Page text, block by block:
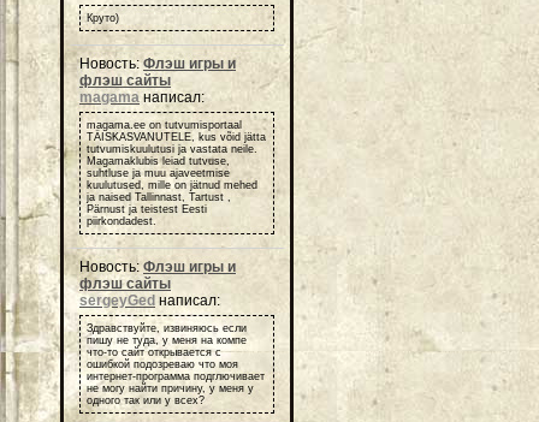
Круто)
Новость:Флэш игры и
флэш сайты
magama написал:
magama.ee on tutvumisportaal
TÄISKASVANUTELE, kus võid jätta
tutvumiskuulutusi ja vastata neile.
Magamaklubis leiad tutvuse,
suhtluse ja muu ajaveetmise
kuulutused, mille on jätnud mehed
ja naised Tallinnast, Tartust ,
Pärnust ja teistest Eesti
piirkondadest.
Новость: Флэш игры и
флэш сайты
sergeyGed написал:
Здравствуйте, извиняюсь если
пишу не туда, у меня на компе
что-то сайт открывается с
ошибкой подозреваю что моя
интернет-программа подглючивает
не могу найти причину, у меня у
одного так или у всех?